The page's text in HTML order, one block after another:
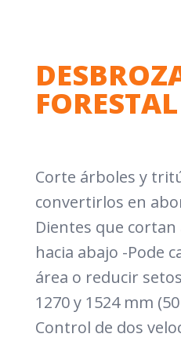
FORESTAL
Corte árboles y
convertirlos en
Dientes que
hacia abajo -Pode
área o reducir
1270 y 1524 mm
Control de dos